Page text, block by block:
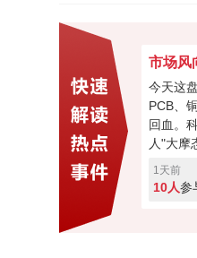
今天这
PCB、
回血。
人"大摩
最悲观
购、现
1天前
10人参